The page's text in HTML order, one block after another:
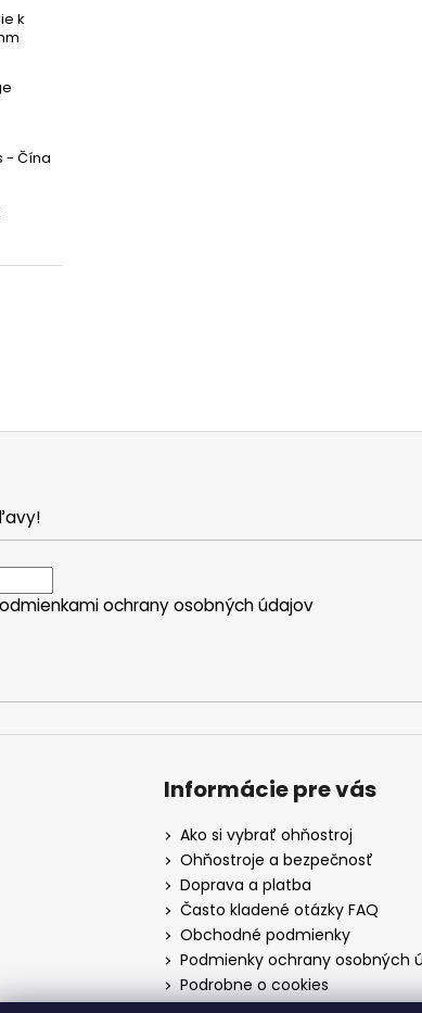
k
- Čína
ochrany osobných údajov
Informácie pre vás
Ako si vybrať ohňostroj
Ohňostroje a bezpečnosť
Doprava a platba
Často kladené otázky FAQ
Obchodné podmienky
Podmienky ochrany osobných
Podrobne o cookies